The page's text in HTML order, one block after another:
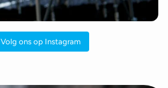
Volg ons op Instagram